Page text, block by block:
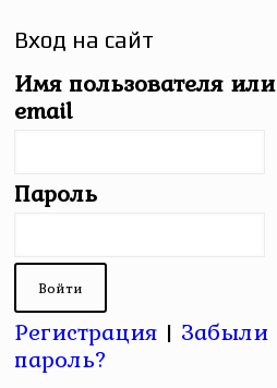
Вход на сайт
Имя пользователя или
email
Пароль
Регистрация | Забыли
пароль?